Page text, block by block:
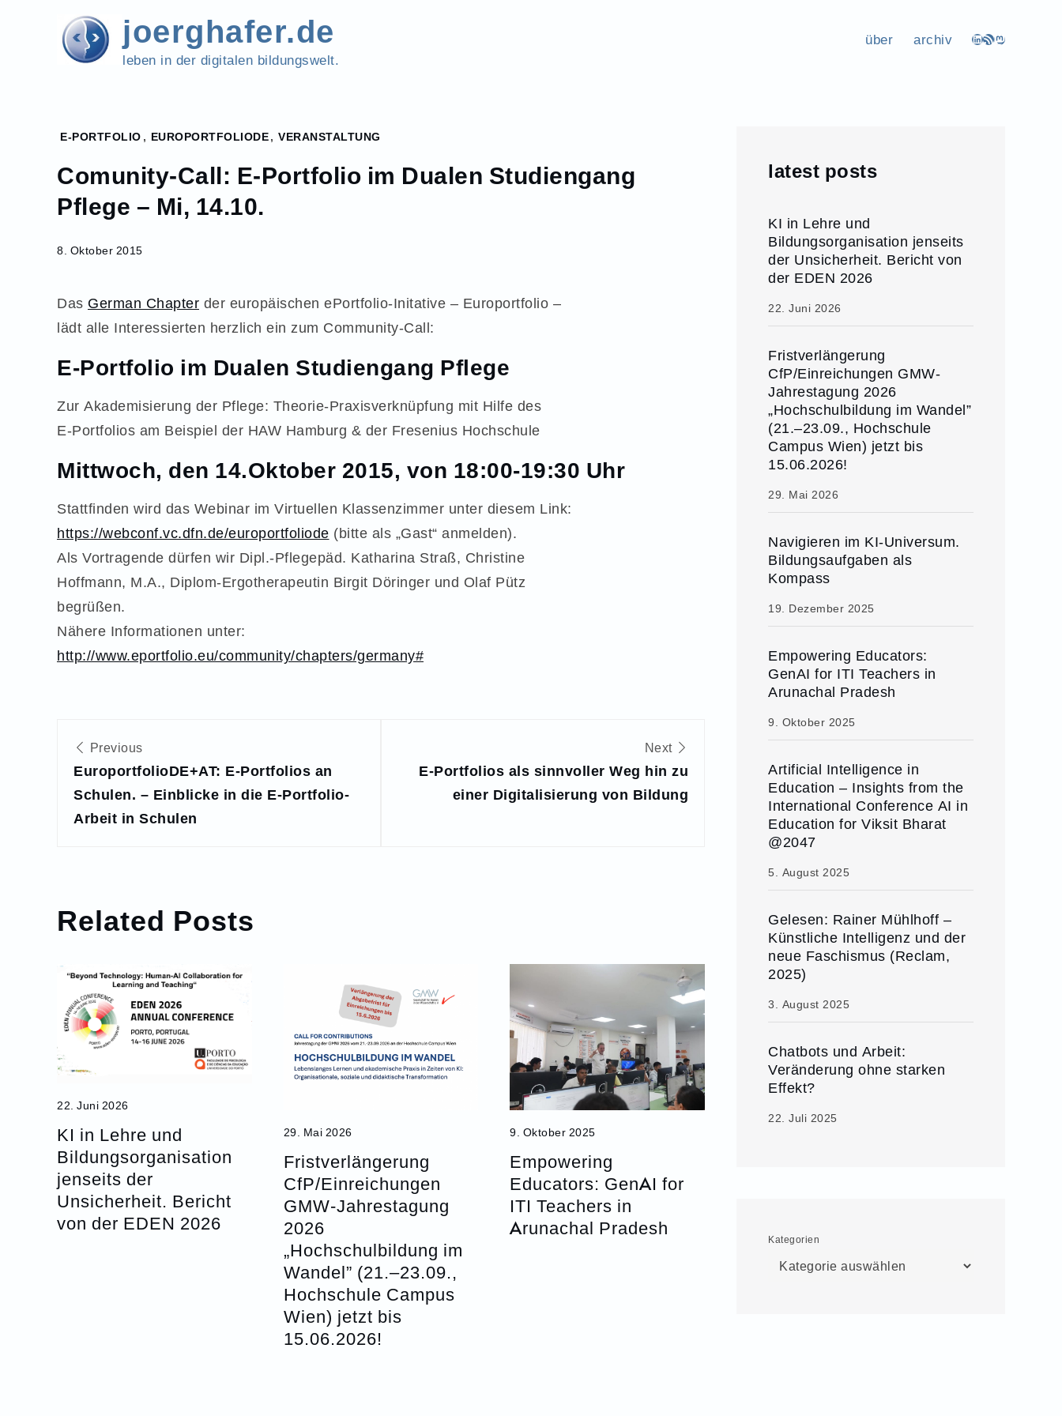
joerghafer.de
leben in der digitalen bildungswelt.
über archiv LinkedIn
RSS-FeedMastodon
Home
Oktober
8
Comunity-
Portfolio im
Pflege – Mi,
14.10.
E-PORTFOLIO , EUROPORTFOLIODE, VERANSTALTUNG
Comunity-Call: E-Portfolio im Dualen Studiengang
Pflege – Mi, 14.10.
8. Oktober 2015
Das German Chapter der europäischen ePortfolio-Initative – Europortfolio –
lädt alle Interessierten herzlich ein zum Community-Call:
E-Portfolio im Dualen Studiengang Pflege
Zur Akademisierung der Pflege: Theorie-Praxisverknüpfung mit Hilfe des
E-Portfolios am Beispiel der HAW Hamburg & der Fresenius Hochschule
Mittwoch, den 14.Oktober 2015, von 18:00-19:30 Uhr
Stattfinden wird das Webinar im Virtuellen Klassenzimmer unter diesem Link:
https://webconf.vc.dfn.de/europortfoliode (bitte als „Gast“ anmelden).
Als Vortragende dürfen wir Dipl.-Pflegepäd. Katharina Straß, Christine
Hoffmann, M.A., Diplom-Ergotherapeutin Birgit Döringer und Olaf Pütz
begrüßen.
Nähere Informationen unter:
http://www.eportfolio.eu/community/chapters/germany#
Previous
EuroportfolioDE+AT: E-Portfolios an
Schulen. – Einblicke in die E-Portfolio-
Arbeit in Schulen
Next
E-Portfolios als sinnvoller Weg hin zu
einer Digitalisierung von Bildung
Related Posts
22. Juni 2026
KI in Lehre und
Bildungsorganisation
jenseits der
Unsicherheit. Bericht
von der EDEN 2026
29. Mai 2026
Fristverlängerung
CfP/Einreichungen
GMW-Jahrestagung
2026
„Hochschulbildung im
Wandel” (21.–23.09.,
Hochschule Campus
Wien) jetzt bis
15.06.2026!
9. Oktober 2025
Empowering
Educators: GenAI for
ITI Teachers in
Arunachal Pradesh
latest posts
KI in Lehre und
Bildungsorganisation jenseits
der Unsicherheit. Bericht von
der EDEN 2026
22. Juni 2026
Fristverlängerung
CfP/Einreichungen GMW-
Jahrestagung 2026
„Hochschulbildung im Wandel”
(21.–23.09., Hochschule
Campus Wien) jetzt bis
15.06.2026!
29. Mai 2026
Navigieren im KI-Universum.
Bildungsaufgaben als
Kompass
19. Dezember 2025
Empowering Educators:
GenAI for ITI Teachers in
Arunachal Pradesh
9. Oktober 2025
Artificial Intelligence in
Education – Insights from the
International Conference AI in
Education for Viksit Bharat
@2047
5. August 2025
Gelesen: Rainer Mühlhoff –
Künstliche Intelligenz und der
neue Faschismus (Reclam,
2025)
3. August 2025
Chatbots und Arbeit:
Veränderung ohne starken
Effekt?
22. Juli 2025
Kategorien